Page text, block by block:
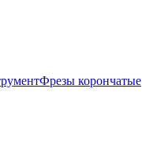
Фрезы корончатые